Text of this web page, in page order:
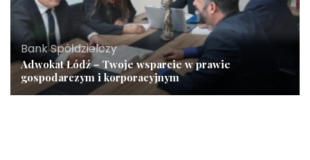
Bank Spółdzielczy
Adwokat Łódź – Twoje wsparcie w prawie
gospodarczym i korporacyjnym